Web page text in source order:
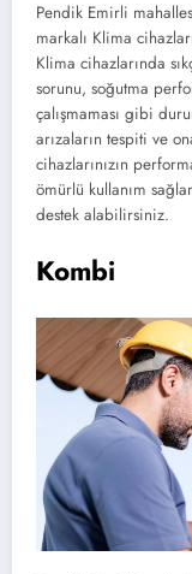
Pendik Emirli
markalı Klima
Klima cihazlarında
sorunu, soğutma
çalışmaması gibi
arızaların tespiti ve
cihazlarınızın
ömürlü kullanım
destek alabilirsiniz.
Kombi